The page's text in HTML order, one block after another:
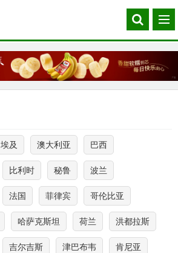
Search
our
菜
单
埃及 澳大利亚 巴西
比利时 秘鲁 波兰
法国 菲律宾 哥伦比亚
哈萨克斯坦 荷兰 洪都拉斯
吉尔吉斯 津巴布韦 肯尼亚